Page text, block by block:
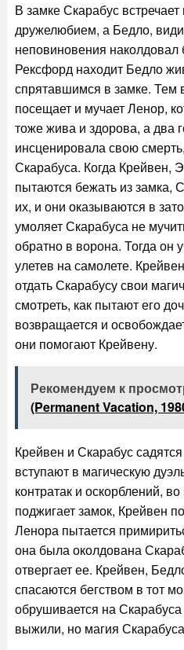
В замке Скарабус
дружелюбием, а Бедло,
неповиновения
Рексфорд находит Бедло
спрятавшимся в замке.
посещает и мучает Ленор,
тоже жива и здорова, а два
инсценировала свою
Скарабуса. Когда Крейвен,
пытаются бежать из замка,
их, и они оказываются в
умоляет Скарабуса не
обратно в ворона. Тогда он
улетев на самолете.
отдать Скарабусу свои
смотреть, как пытают его
возвращается и
они помогают Крейвену.
Рекомендуем к
(Permanent Vacation,
Крейвен и Скарабус
вступают в магическую
контратак и оскорблений,
поджигает замок, Крейвен
Ленора пытается
она была околдована
отвергает ее. Крейвен,
спасаются бегством в тот
обрушивается на Скарабуса
выжили, но магия